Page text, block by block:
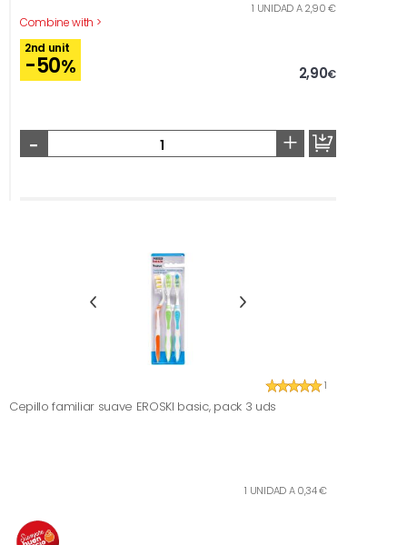
Combine with >
1 UNIDAD A 2,90 €
2nd unit
-50% 2,90€
- +
1
Cepillo familiar suave EROSKI basic, pack 3 uds
1 UNIDAD A 0,34 €